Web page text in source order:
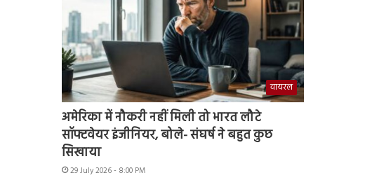
वायरल
अमेरिका में नौकरी नहीं मिली तो भारत लौटे
सॉफ्टवेयर इंजीनियर, बोले- संघर्ष ने बहुत कुछ
सिखाया
29 July 2026 - 8:00 PM